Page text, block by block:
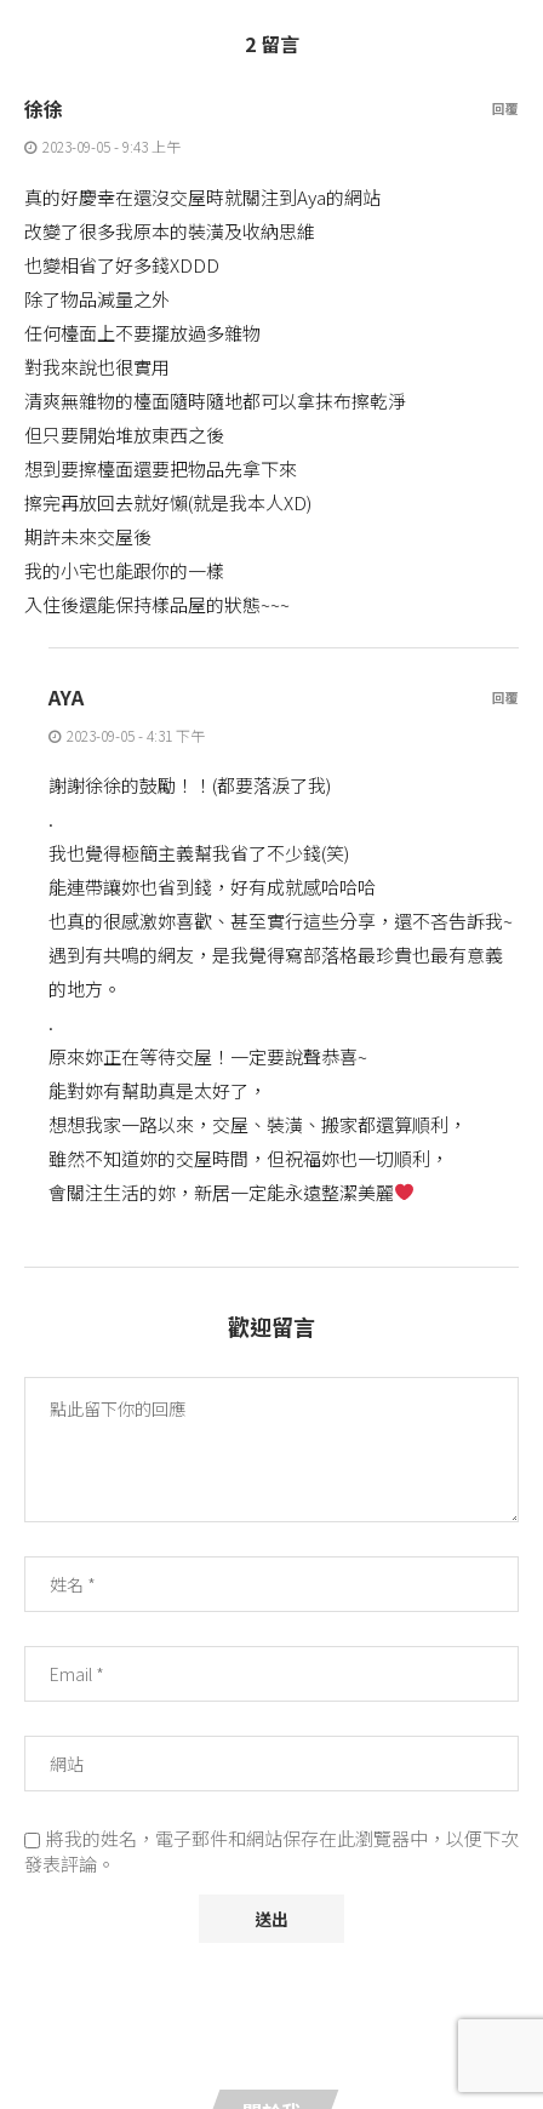
2 留言
徐徐
2023-09-05 - 9:43 上午
真的好慶幸在還沒交屋時就關注到Aya的網站
改變了很多我原本的裝潢及收納思維
也變相省了好多錢XDDD
除了物品減量之外
任何檯面上不要擺放過多雜物
對我來說也很實用
清爽無雜物的檯面隨時隨地都可以拿抹布擦乾淨
但只要開始堆放東西之後
想到要擦檯面還要把物品先拿下來
擦完再放回去就好懶(就是我本人XD)
期許未來交屋後
我的小宅也能跟你的一樣
入住後還能保持樣品屋的狀態~~~
回覆
AYA
2023-09-05 - 4:31 下午
謝謝徐徐的鼓勵！！(都要落淚了我)
.
我也覺得極簡主義幫我省了不少錢(笑)
能連帶讓妳也省到錢，好有成就感哈哈哈
也真的很感激妳喜歡、甚至實行這些分享，還不吝告訴我~
遇到有共鳴的網友，是我覺得寫部落格最珍貴也最有意義
的地方。
.
原來妳正在等待交屋！一定要說聲恭喜~
能對妳有幫助真是太好了，
想想我家一路以來，交屋、裝潢、搬家都還算順利，
雖然不知道妳的交屋時間，但祝福妳也一切順利，
會關注生活的妳，新居一定能永遠整潔美麗
回覆
歡迎留言
將我的姓名，電子郵件和網站保存在此瀏覽器中，以便下次
發表評論。